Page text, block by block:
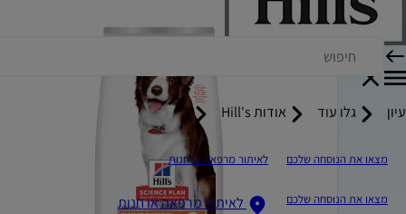
עיון גלו עוד אודות Hill's
מצאו את הנוסחה שלכם לאיתור מרפאה או חנות
מצאו את הנוסחה שלכם
לאיתור מרפאה או חנות